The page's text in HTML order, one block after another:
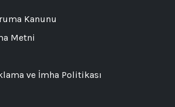
Kanunu
Metni
ve İmha Politikası